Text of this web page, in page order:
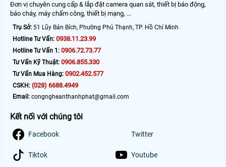
Đơn vị chuyên cung cấp & lắp đặt camera quan sát, thiết bị báo động,
báo cháy, máy chấm công, thiết bị mạng, ...
Trụ Sở: 51 Lũy Bán Bích, Phường Phú Thạnh, TP. Hồ Chí Minh
Hotline Tư Vấn: 0938.11.23.99
Hotline Tư Vấn 1: 0906.72.73.77
Tư Vấn Kỹ Thuật: 0906.855.330
Tư Vấn Mua Hàng: 0902.452.577
CSKH: (028) 6688.4949
Email: congngheanthanhphat@gmail.com
Kết nối với chúng tôi
Facebook Twitter
Tiktok Youtube